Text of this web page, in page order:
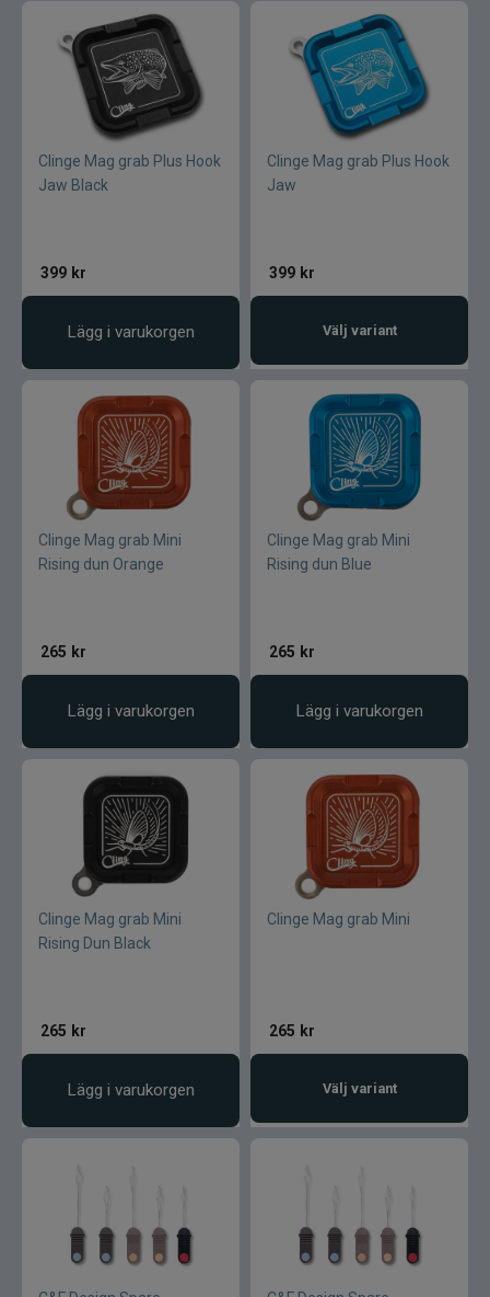
Clinge Mag grab Plus Hook
Jaw Black
399 kr
Lägg i varukorgen
Clinge Mag grab Plus Hook
Jaw
399 kr
Välj variant
Clinge Mag grab Mini
Rising dun Orange
265 kr
Lägg i varukorgen
Clinge Mag grab Mini
Rising dun Blue
265 kr
Lägg i varukorgen
Clinge Mag grab Mini
Rising Dun Black
265 kr
Lägg i varukorgen
Clinge Mag grab Mini
265 kr
Välj variant